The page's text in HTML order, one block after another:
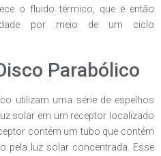
o fluido térmico, que é então
por meio de um ciclo
Parabólico
utilizam uma série de espelhos
solar em um receptor localizado
contém um tubo que contém
pela luz solar concentrada. Esse